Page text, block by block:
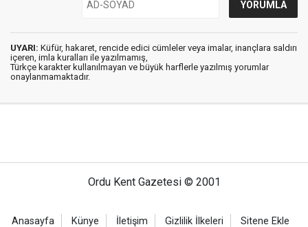
UYARI: Küfür, hakaret, rencide edici cümleler veya imalar, inançlara saldırı
içeren, imla kuralları ile yazılmamış,
Türkçe karakter kullanılmayan ve büyük harflerle yazılmış yorumlar
onaylanmamaktadır.
Ordu Kent Gazetesi © 2001
Anasayfa Künye İletişim Gizlilik İlkeleri Sitene Ekle